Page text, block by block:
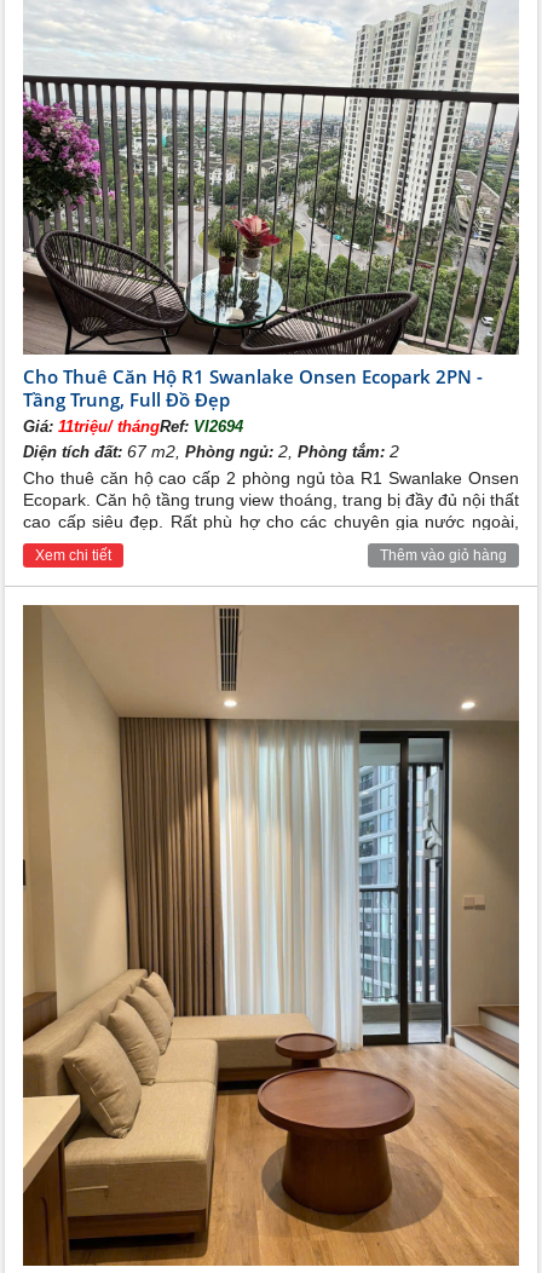
Cho Thuê Căn Hộ R1 Swanlake Onsen Ecopark 2PN -
Tầng Trung, Full Đồ Đẹp
Giá:11triệu/ thángRef: VI2694
Diện tích đất: 67 m2,Phòng ngủ: 2,Phòng tắm: 2
Cho thuê căn hộ cao cấp 2 phòng ngủ tòa R1 Swanlake Onsen
Ecopark. Căn hộ tầng trung view thoáng, trang bị đầy đủ nội thất
cao cấp siêu đẹp. Rất phù hợ cho các chuyên gia nước ngoài,
cho các hộ gia đình việt nam đang tìm kiếm 1 không gian sống
trong lành và đẳng cấp
Xem chi tiết Thêm vào giỏ hàng